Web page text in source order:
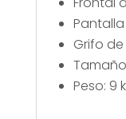
Grifo
Peso: 9